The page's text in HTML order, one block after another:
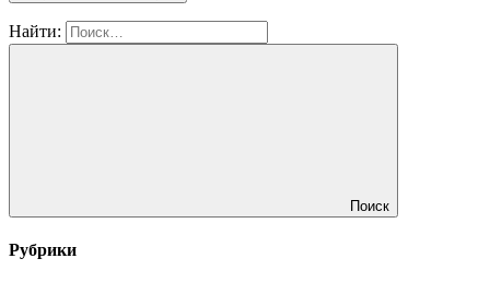
Найти:
Поиск
Рубрики